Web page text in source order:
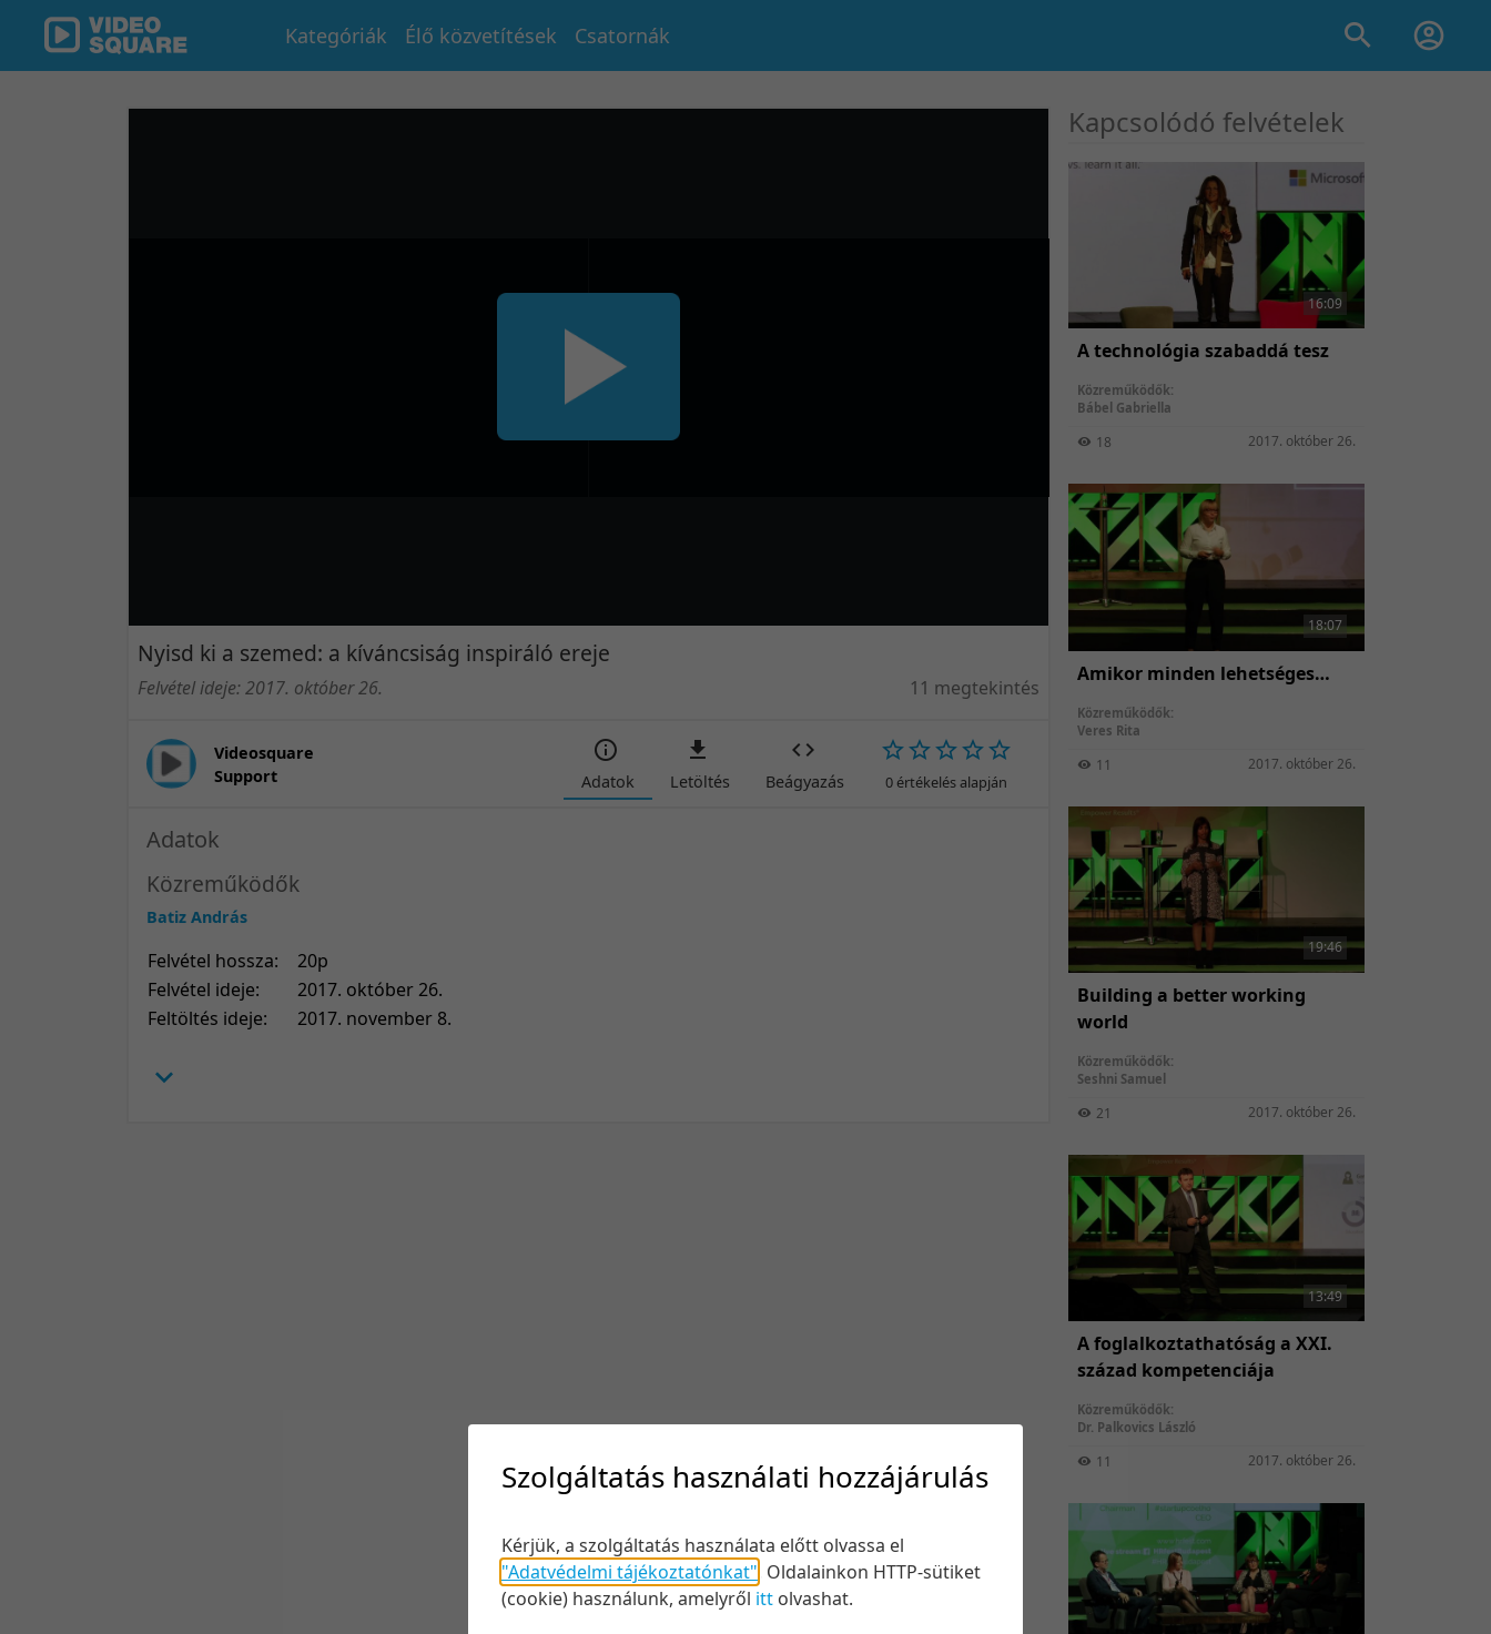
Kategóriák Élő közvetítések Csatornák
Nyisd ki a szemed: a kíváncsiság inspiráló ereje
Felvétel ideje: 2017. október 26. 11 megtekintés
Videosquare
Support
Adatok Letöltés Beágyazás 0 értékelés alapján
Adatok
Közreműködők
Batiz András
Felvétel hossza:
20p
Felvétel ideje:
2017. október 26.
Feltöltés ideje:
2017. november 8.
Kapcsolódó felvételek
16:09
A technológia szabaddá tesz
Közreműködők:
Bábel Gabriella
18 2017. október 26.
18:07
Amikor minden lehetséges…
Közreműködők:
Veres Rita
11 2017. október 26.
19:46
Building a better working
world
Közreműködők:
Seshni Samuel
21 2017. október 26.
13:49
A foglalkoztathatóság a XXI.
század kompetenciája
Közreműködők:
Dr. Palkovics László
11 2017. október 26.
Szolgáltatás használati hozzájárulás
Kérjük, a szolgáltatás használata előtt olvassa el
"Adatvédelmi tájékoztatónkat" Oldalainkon HTTP-sütiket
(cookie) használunk, amelyről itt olvashat.